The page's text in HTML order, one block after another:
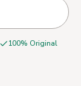
100% Original